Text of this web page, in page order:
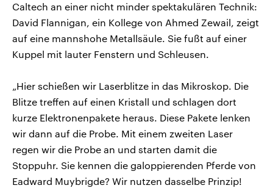
Caltech an einer nicht minder spektakulären Technik:
David Flannigan, ein Kollege von Ahmed Zewail, zeigt
auf eine mannshohe Metallsäule. Sie fußt auf einer
Kuppel mit lauter Fenstern und Schleusen.
„Hier schießen wir Laserblitze in das Mikroskop. Die
Blitze treffen auf einen Kristall und schlagen dort
kurze Elektronenpakete heraus. Diese Pakete lenken
wir dann auf die Probe. Mit einem zweiten Laser
regen wir die Probe an und starten damit die
Stoppuhr. Sie kennen die galoppierenden Pferde von
Eadward Muybrigde? Wir nutzen dasselbe Prinzip!